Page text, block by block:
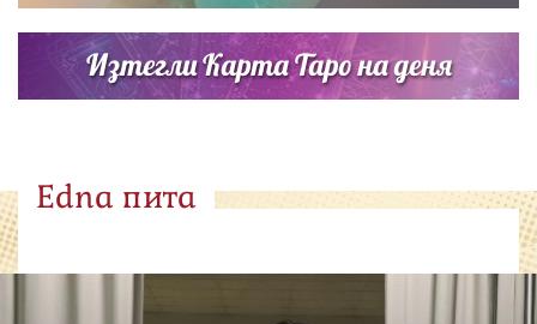
Изтегли Карта Таро на деня
Edna пита